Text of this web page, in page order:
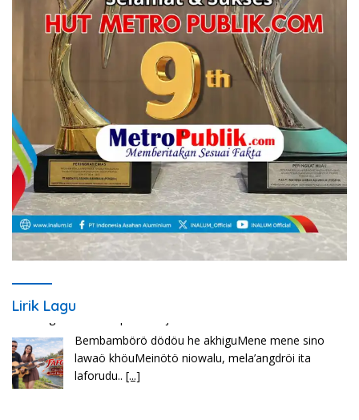
Lirik Lagu
Tenga sakali nouwao khuo he akhigu boi taozui
wa’omasiTabato ia taroi furi